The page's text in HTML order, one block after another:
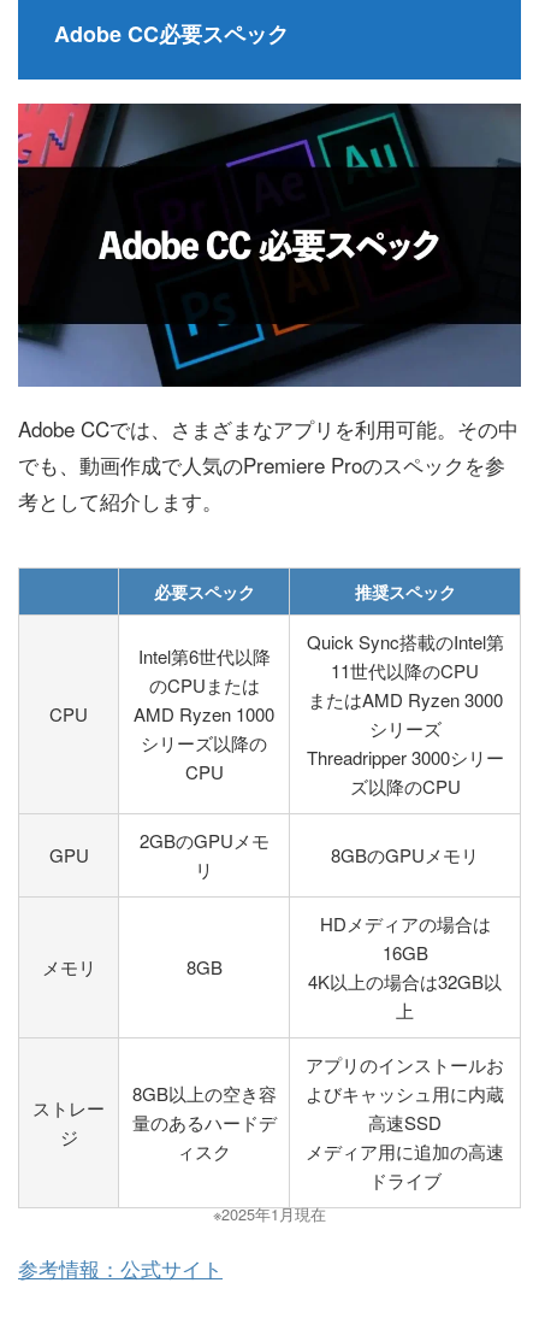
Adobe CC必要スペック
Adobe CCでは、さまざまなアプリを利用可能。その中
でも、動画作成で人気のPremiere Proのスペックを参
考として紹介します。
必要スペック 推奨スペック
CPU
Intel第6世代以降
のCPUまたは
AMD Ryzen 1000
シリーズ以降の
CPU
Quick Sync搭載のIntel第
11世代以降のCPU
またはAMD Ryzen 3000
シリーズ
Threadripper 3000シリー
ズ以降のCPU
GPU
2GBのGPUメモ
リ
8GBのGPUメモリ
メモリ 8GB
HDメディアの場合は
16GB
4K以上の場合は32GB以
上
ストレー
ジ
8GB以上の空き容
量のあるハードデ
ィスク
アプリのインストールお
よびキャッシュ用に内蔵
高速SSD
メディア用に追加の高速
ドライブ
※2025年1月現在
参考情報：公式サイト